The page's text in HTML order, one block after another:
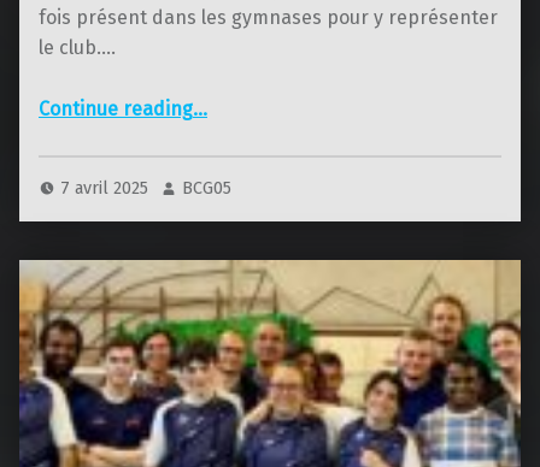
fois présent dans les gymnases pour y représenter
le club.…
Continue reading“Week-end du 5 et 6 avril 2025”
…
7 avril 2025 BCG05